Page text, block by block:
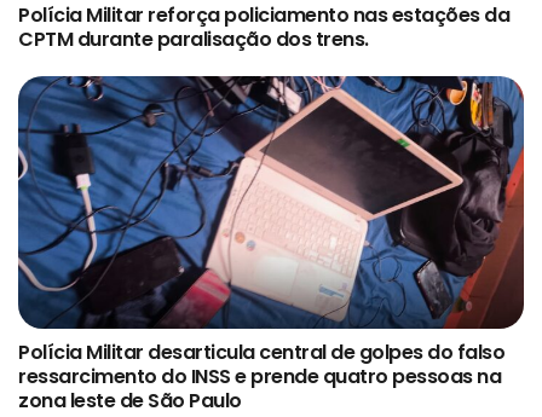
Polícia Militar reforça policiamento nas estações da
CPTM durante paralisação dos trens.
Polícia Militar desarticula central de golpes do falso
ressarcimento do INSS e prende quatro pessoas na
zona leste de São Paulo